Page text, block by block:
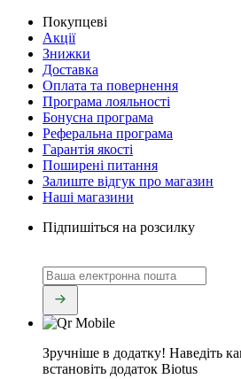
Покупцеві
Акції
Знижки
Доставка
Оплата та повернення
Програма лояльності
Бонусна програма
Реферальна програма
Гарантія якості
Поширені питання
Залиште відгук про магазин
Наші магазини
Підпишіться на розсилку
Зручніше в додатку! Наведіть
встановіть додаток Biotus